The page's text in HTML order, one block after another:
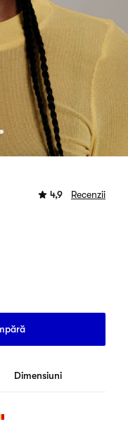
4,9 Recenzii
Dimensiuni